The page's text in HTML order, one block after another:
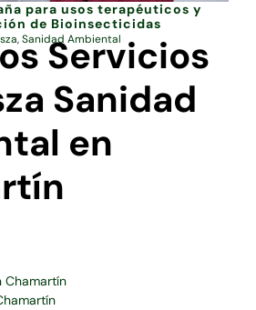
para usos terapéuticos y
de Bioinsecticidas
,Sanidad Ambiental
Servicios
Sanidad
en
Chamartín